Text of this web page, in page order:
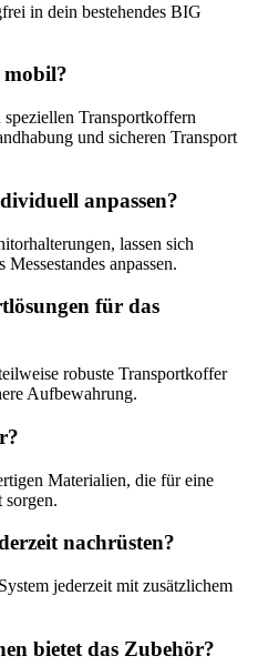
in dein bestehendes BIG
mobil?
Transportkoffern
und sicheren Transport
anpassen?
lassen sich
anpassen.
für das
robuste Transportkoffer
Aufbewahrung.
Materialien, die für eine
nachrüsten?
jederzeit mit zusätzlichem
bietet das Zubehör?